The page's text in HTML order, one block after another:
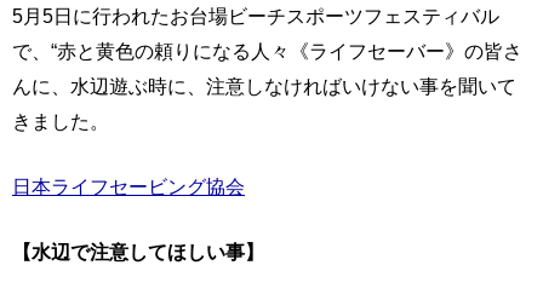
5月5日に行われたお台場ビーチスポーツフェスティバル
で、“赤と黄色の頼りになる人々《ライフセーバー》の皆さ
んに、水辺遊ぶ時に、注意しなければいけない事を聞いて
きました。
日本ライフセービング協会
【水辺で注意してほしい事】